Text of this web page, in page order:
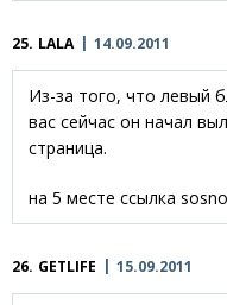
25. LALA 14.09.2011
Из-за того, что левый
вас сейчас он начал
страница.
на 5 месте ссылка
26. GETLIFE 15.09.2011